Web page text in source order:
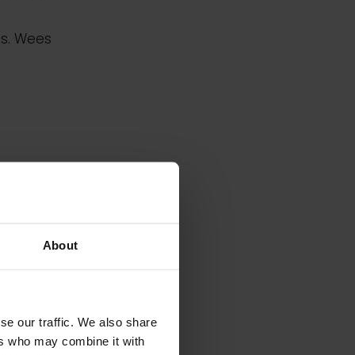
About
our traffic. We also share
who may combine it with
Wees
de